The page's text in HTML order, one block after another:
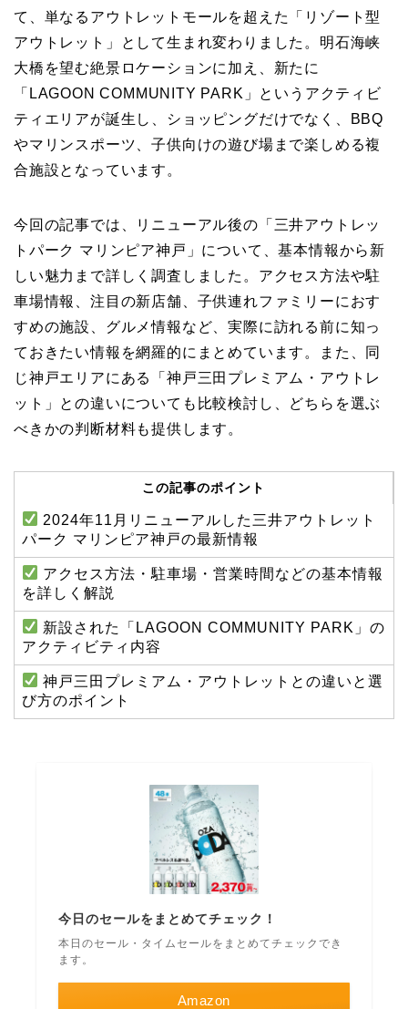
て、単なるアウトレットモールを超えた「リゾート型
アウトレット」として生まれ変わりました。明石海峡
大橋を望む絶景ロケーションに加え、新たに
「LAGOON COMMUNITY PARK」というアクティビ
ティエリアが誕生し、ショッピングだけでなく、BBQ
やマリンスポーツ、子供向けの遊び場まで楽しめる複
合施設となっています。
今回の記事では、リニューアル後の「三井アウトレッ
トパーク マリンピア神戸」について、基本情報から新
しい魅力まで詳しく調査しました。アクセス方法や駐
車場情報、注目の新店舗、子供連れファミリーにおす
すめの施設、グルメ情報など、実際に訪れる前に知っ
ておきたい情報を網羅的にまとめています。また、同
じ神戸エリアにある「神戸三田プレミアム・アウトレ
ット」との違いについても比較検討し、どちらを選ぶ
べきかの判断材料も提供します。
この記事のポイント
2024年11月リニューアルした三井アウトレット
パーク マリンピア神戸の最新情報
アクセス方法・駐車場・営業時間などの基本情報
を詳しく解説
新設された「LAGOON COMMUNITY PARK」の
アクティビティ内容
神戸三田プレミアム・アウトレットとの違いと選
び方のポイント
今日のセールをまとめてチェック！
本日のセール・タイムセールをまとめてチェックでき
ます。
Amazon